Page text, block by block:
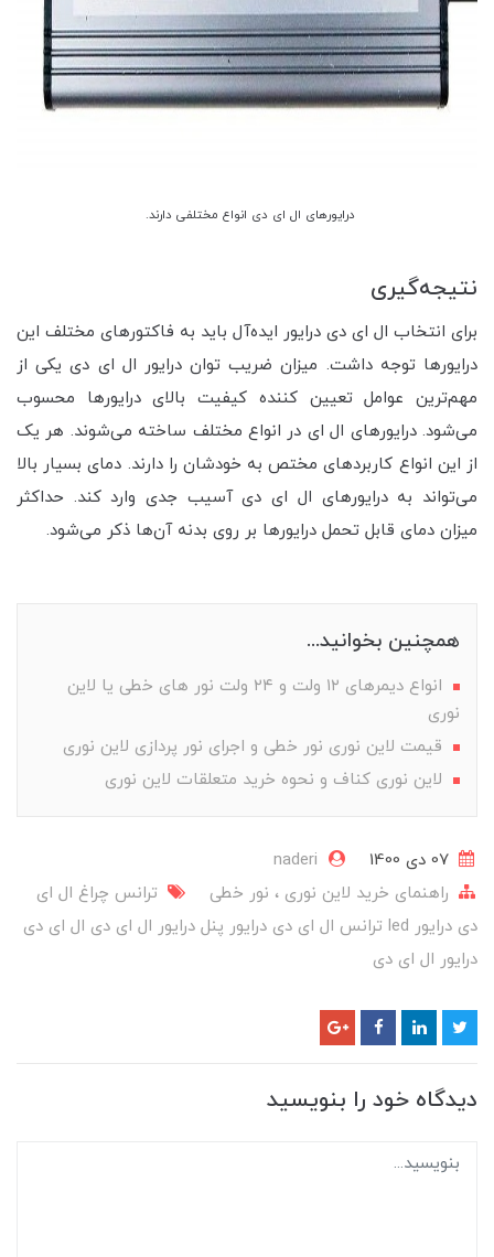
درایورهای ال ای دی انواع مختلفی دارند.
نتیجه‌گیری
برای انتخاب ال ای دی درایور ایده‌آل باید به فاکتورهای مختلف این
درایورها توجه داشت. میزان ضریب توان درایور ال ای دی یکی از
مهم‌ترین عوامل تعیین کننده کیفیت بالای درایورها محسوب
می‌شود. درایورهای ال ای در انواع مختلف ساخته می‌شوند. هر یک
از این انواع کاربردهای مختص به خودشان را دارند. دمای بسیار بالا
می‌تواند به درایورهای ال ای دی آسیب جدی وارد کند. حداکثر
میزان دمای قابل تحمل درایورها بر روی بدنه آن‌ها ذکر می‌شود.
همچنین بخوانید...
انواع دیمرهای ۱۲ ولت و ۲۴ ولت نور های خطی یا لاین
نوری
قیمت لاین نوری نور خطی و اجرای نور پردازی لاین نوری
لاین نوری کناف و نحوه خرید متعلقات لاین نوری
07 دی 1400
naderi
راهنمای خرید‌ لاین نوری ، نور خطی
ترانس چراغ ال ای
دی درایور led ترانس ال ای دی درایور پنل درایور ال ای دی ال ای دی
درایور ال ای دی
دیدگاه خود را بنویسید